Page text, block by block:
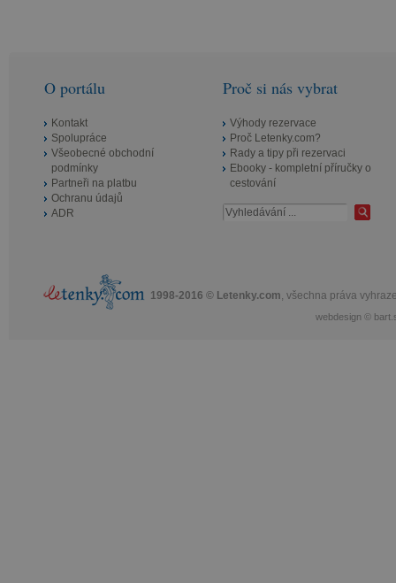
O portálu
Kontakt
Spolupráce
Všeobecné obchodní
podmínky
Partneři na platbu
Ochranu údajů
ADR
Proč si nás vybrat
Výhody rezervace
Proč Letenky.com?
Rady a tipy při rezervaci
Ebooky - kompletní příručky o
cestování
1998-2016 © Letenky.com, všechna práva
webdesign ©